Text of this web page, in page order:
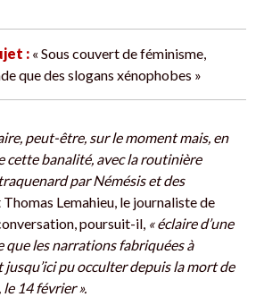
: « Sous couvert de féminisme,
que des slogans xénophobes »
peut-être, sur le moment mais, en
cette banalité, avec la routinière
par Némésis et des
Lemahieu, le journaliste de
poursuit-il, « éclaire d’une
que les narrations fabriquées à
jusqu’ici pu occulter depuis la mort de
14 février ».